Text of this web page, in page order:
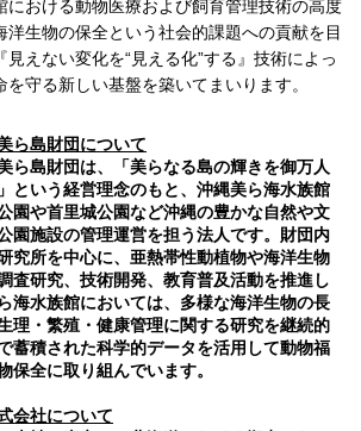
における動物医療および飼育管理技術の高度
洋生物の保全という社会的課題への貢献を目
えない変化を“見える化”する』技術によっ
守る新しい基盤を築いてまいります。
ら島財団について
ら島財団は、「美らなる島の輝きを御万人
という経営理念のもと、沖縄美ら海水族館
園や首里城公園など沖縄の豊かな自然や文
園施設の管理運営を担う法人です。財団内
究所を中心に、亜熱帯性動植物や海洋生物
査研究、技術開発、教育普及活動を推進し
海水族館においては、多様な海洋生物の長
理・繁殖・健康管理に関する研究を継続的
蓄積された科学的データを活用して動物福
保全に取り組んでいます。
会社について